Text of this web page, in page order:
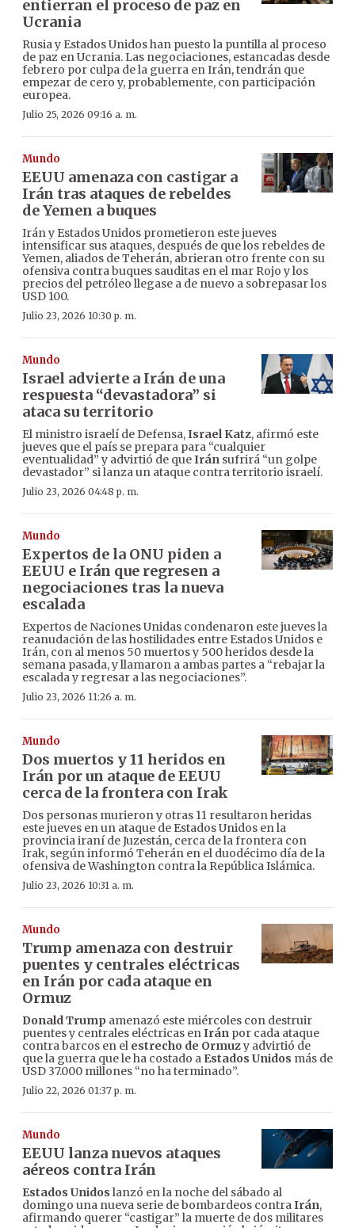
entierran el proceso de paz en
Ucrania
Rusia y Estados Unidos han puesto la puntilla al proceso
de paz en Ucrania. Las negociaciones, estancadas desde
febrero por culpa de la guerra en Irán, tendrán que
empezar de cero y, probablemente, con participación
europea.
Julio 25, 2026 09:16 a. m.
Mundo
EEUU amenaza con castigar a
Irán tras ataques de rebeldes
de Yemen a buques
Irán y Estados Unidos prometieron este jueves
intensificar sus ataques, después de que los rebeldes de
Yemen, aliados de Teherán, abrieran otro frente con su
ofensiva contra buques sauditas en el mar Rojo y los
precios del petróleo llegase a de nuevo a sobrepasar los
USD 100.
Julio 23, 2026 10:30 p. m.
Mundo
Israel advierte a Irán de una
respuesta “devastadora” si
ataca su territorio
El ministro israelí de Defensa,Israel Katz, afirmó este
jueves que el país se prepara para “cualquier
eventualidad” y advirtió de queIrán sufrirá “un golpe
devastador” si lanza un ataque contra territorio israelí.
Julio 23, 2026 04:48 p. m.
Mundo
Expertos de la ONU piden a
EEUU e Irán que regresen a
negociaciones tras la nueva
escalada
Expertos de Naciones Unidas condenaron este jueves la
reanudación de las hostilidades entre Estados Unidos e
Irán, con al menos 50 muertos y 500 heridos desde la
semana pasada, y llamaron a ambas partes a “rebajar la
escalada y regresar a las negociaciones”.
Julio 23, 2026 11:26 a. m.
Mundo
Dos muertos y 11 heridos en
Irán por un ataque de EEUU
cerca de la frontera con Irak
Dos personas murieron y otras 11 resultaron heridas
este jueves en un ataque de Estados Unidos en la
provincia iraní de Juzestán, cerca de la frontera con
Irak, según informó Teherán en el duodécimo día de la
ofensiva de Washington contra la República Islámica.
Julio 23, 2026 10:31 a. m.
Mundo
Trump amenaza con destruir
puentes y centrales eléctricas
en Irán por cada ataque en
Ormuz
Donald Trump amenazó este miércoles con destruir
puentes y centrales eléctricas enIrán por cada ataque
contra barcos en el estrecho de Ormuzy advirtió de
que la guerra que le ha costado a Estados Unidos más de
USD 37.000 millones “no ha terminado”.
Julio 22, 2026 01:37 p. m.
Mundo
EEUU lanza nuevos ataques
aéreos contra Irán
Estados Unidos lanzó en la noche del sábado al
domingo una nueva serie de bombardeos contraIrán,
afirmando querer “castigar” la muerte de dos militares